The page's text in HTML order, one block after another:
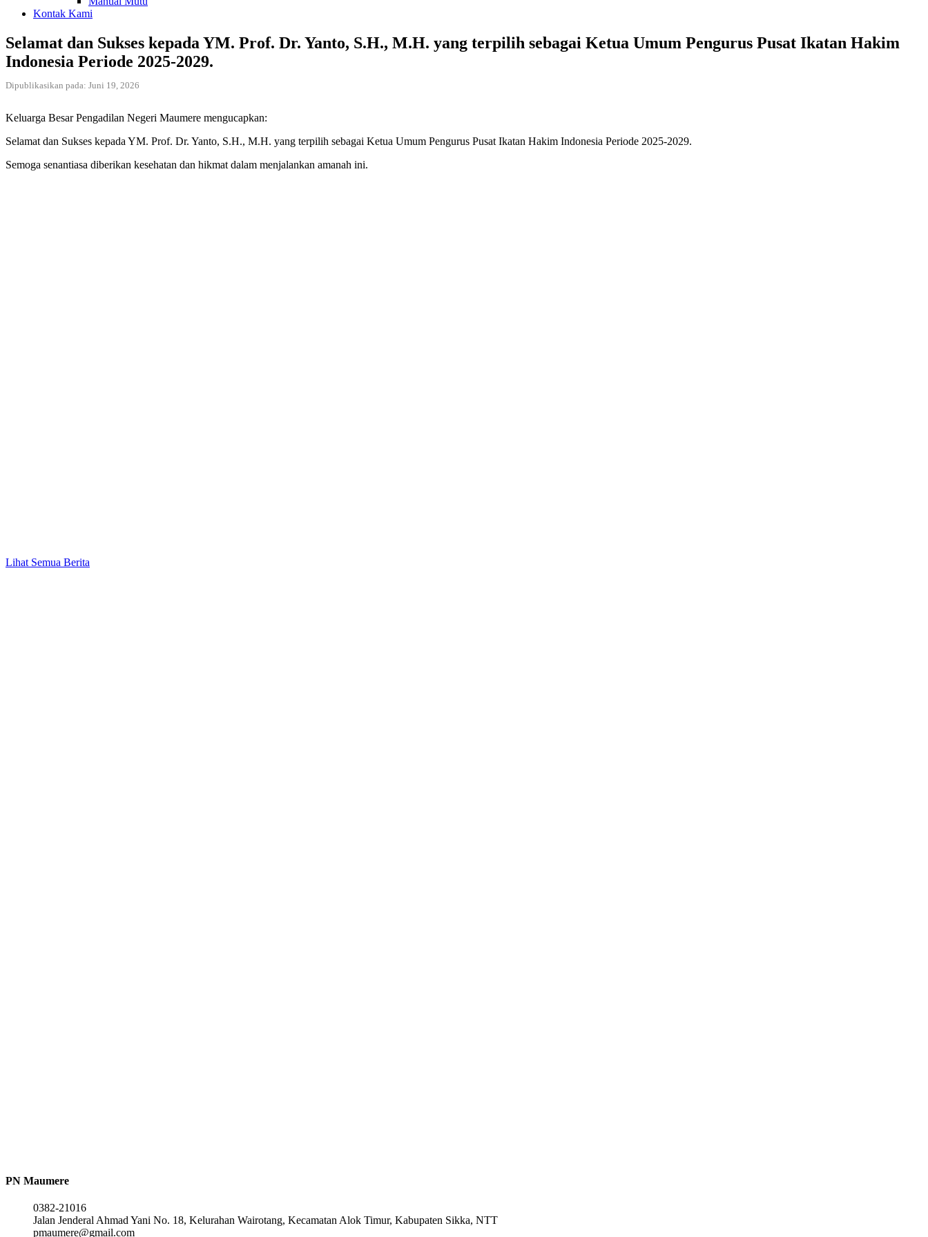
Kontak Kami
Selamat dan Sukses kepada YM. Prof. Dr. Yanto, S.H., M.H. yang terpilih sebagai Ketua Umum Pengurus Pusat Ikatan Hakim
Indonesia Periode 2025-2029.
Dipublikasikan pada: Juni 19, 2026
Keluarga Besar Pengadilan Negeri Maumere mengucapkan:
Selamat dan Sukses kepada YM. Prof. Dr. Yanto, S.H., M.H. yang terpilih sebagai Ketua Umum Pengurus Pusat Ikatan Hakim Indonesia Periode 2025-2029.
Semoga senantiasa diberikan kesehatan dan hikmat dalam menjalankan amanah ini.
Lihat Semua Berita